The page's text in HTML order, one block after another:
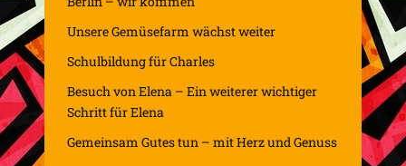
Unsere Gemüsefarm wächst weiter
Schulbildung für Charles
Besuch von Elena – Ein weiterer wichtiger
Schritt für Elena
Gemeinsam Gutes tun – mit Herz und Genuss